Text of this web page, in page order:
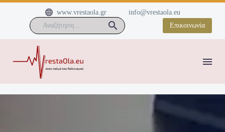

 www.vrestaola.gr
info@vrestaola.eu
Επικοινωνία